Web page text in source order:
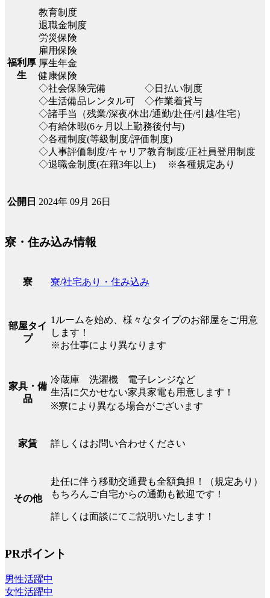
福利厚
生
教育制度
退職金制度
労災保険
雇用保険
厚生年金
健康保険
◇社会保険完備 ◇日払い制度
◇生活備品レンタル可 ◇作業着貸与
◇諸手当（残業/深夜/休出/通勤/赴任/引越/住宅）
◇有給休暇(6ヶ月以上勤務後付与)
◇各種制度(等級制度/評価制度)
◇人事評価制度/キャリア教育制度/正社員登用制度
◇退職金制度(在籍3年以上) ※各種規定あり
公開日 2024年 09月 26日
寮・住み込み情報
寮 寮/社宅あり・住み込み
部屋タイ
プ
1ルームを始め、様々なタイプのお部屋をご用意
します！
※お仕事により異なります
家具・備
品
冷蔵庫 洗濯機 電子レンジなど
生活に欠かせない家具家電も用意します！
※寮により異なる場合がございます
家賃 詳しくはお問い合わせください
その他
赴任に伴う移動交通費も全額負担！（規定あり）
もちろんご自宅からの通勤も歓迎です！
詳しくは面談にてご説明いたします！
PRポイント
男性活躍中
女性活躍中